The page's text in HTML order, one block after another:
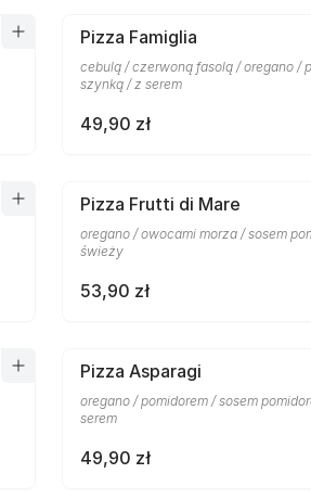
Pizza Famiglia
cebulą / czerwoną fasolą / oregano /
szynką / z serem
49,90 zł
Pizza Frutti di Mare
oregano / owocami morza / sosem
świeży
53,90 zł
Pizza Asparagi
oregano / pomidorem / sosem
serem
49,90 zł